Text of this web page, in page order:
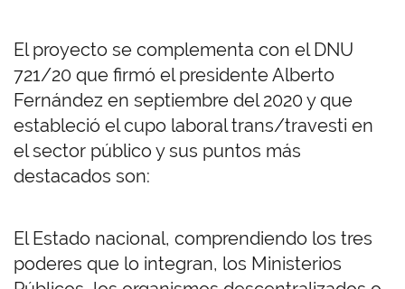
El proyecto se complementa con el DNU
721/20 que firmó el presidente Alberto
Fernández en septiembre del 2020 y que
estableció el cupo laboral trans/travesti en
el sector público y sus puntos más
destacados son:
El Estado nacional, comprendiendo los tres
poderes que lo integran, los Ministerios